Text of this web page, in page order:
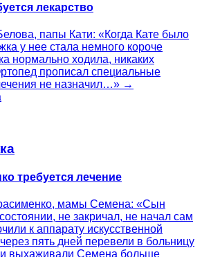
лекарство
папы Кати: «Когда Кате было
у нее стала немного короче
нормально ходила, никаких
прописал специальные
не назначил…» →
требуется лечение
мамы Семена: «Сын
не закричал, не начал сам
к аппарату искусственной
пять дней перевели в больницу
выхаживали Семена больше